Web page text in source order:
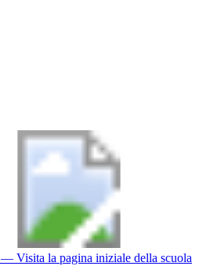
— Visita la pagina iniziale della scuola